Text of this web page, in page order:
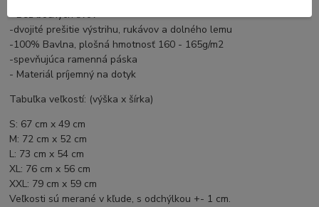
- Bez bočných švov
-dvojité prešitie výstrihu, rukávov a dolného lemu
-100% Bavlna, plošná hmotnosť 160 - 165g/m2
-spevňujúca ramenná páska
- Materiál príjemný na dotyk
Tabuľka veľkostí: (výška x šírka)
S: 67 cm x 49 cm
M: 72 cm x 52 cm
L: 73 cm x 54 cm
XL: 76 cm x 56 cm
XXL: 79 cm x 59 cm
Veľkosti sú merané v kľude, s odchýlkou +- 1 cm.